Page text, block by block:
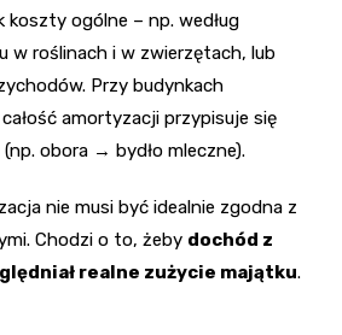
koszty ogólne – np. według
w roślinach i w zwierzętach, lub
Przy budynkach
amortyzacji przypisuje się
obora → bydło mleczne).
nie musi być idealnie zgodna z
Chodzi o to, żeby dochód z
realne zużycie majątku.